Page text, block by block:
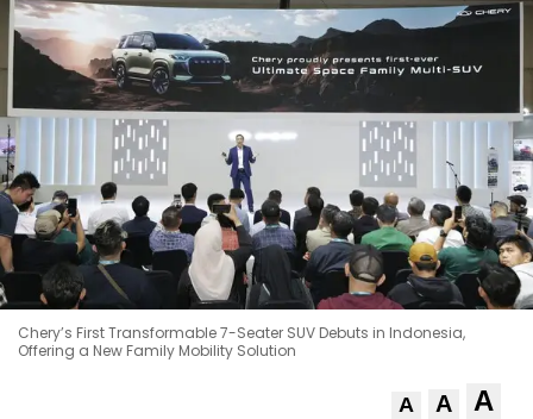
Chery’s First Transformable 7-Seater SUV Debuts in Indonesia,
Offering a New Family Mobility Solution
A A A